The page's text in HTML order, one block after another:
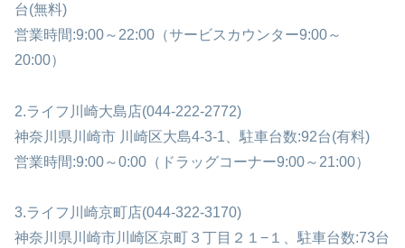
台(無料)
営業時間:9:00～22:00（サービスカウンター9:00～
20:00）
2.ライフ川崎大島店(044-222-2772)
神奈川県川崎市 川崎区大島4-3-1、駐車台数:92台(有料)
営業時間:9:00～0:00（ドラッグコーナー9:00～21:00）
3.ライフ川崎京町店(044-322-3170)
神奈川県川崎市川崎区京町３丁目２１−１、駐車台数:73台